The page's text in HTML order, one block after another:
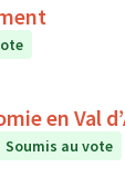
A la rencontre du ciel et des
Soumis au vote